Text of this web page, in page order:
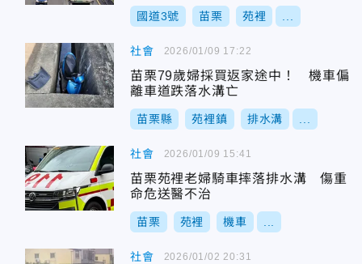
國道3號 苗栗 苑裡
社會
苗栗79歲婦採買返家途中！ 機車偏
離車道跌落水溝亡
苗栗縣 苑裡鎮 排水溝
2026/01/09 17:22
社會
苗栗苑裡老婦騎車摔落排水溝 傷重
命危送醫不治
苗栗 苑裡 機車
2026/01/09 15:41
社會 2026/01/02 20:31